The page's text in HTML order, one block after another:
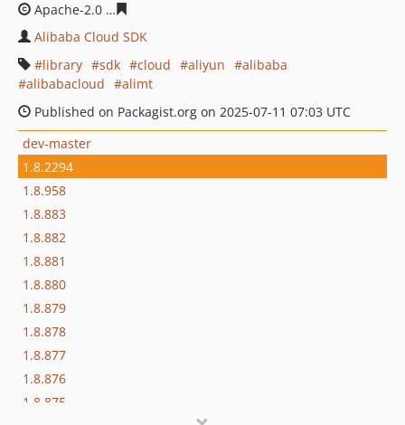
Apache-2.0
Alibaba Cloud SDK
library
sdk cloud aliyun
alibaba
alibabacloud
alimt
Published on Packagist.org on 2025-07-11 07:03 UTC
dev-master
1.8.2294
1.8.958
1.8.883
1.8.882
1.8.881
1.8.880
1.8.879
1.8.878
1.8.877
1.8.876
1.8.875